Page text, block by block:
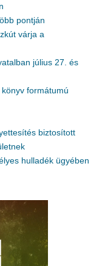
pontján
várja a
július 27. és
formátumú
biztosított
hulladék ügyében